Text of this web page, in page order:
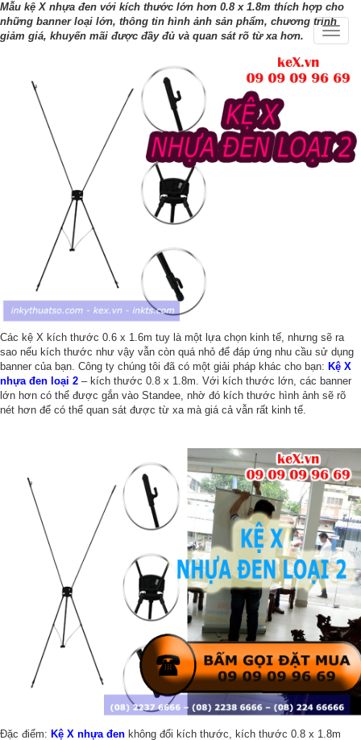
Mẫu kệ X nhựa đen với kích thước lớn hơn 0.8 x 1.8m thích hợp cho
những banner loại lớn, thông tin hình ảnh sản phẩm, chương trình
giảm giá, khuyến mãi được đầy đủ và quan sát rõ từ xa hơn.
Các kệ X kích thước 0.6 x 1.6m tuy là một lựa chọn kinh tế, nhưng sẽ ra
sao nếu kích thước như vậy vẫn còn quá nhỏ để đáp ứng nhu cầu sử dụng
banner của bạn. Công ty chúng tôi đã có một giải pháp khác cho bạn: Kệ X
nhựa đen loại 2 – kích thước 0.8 x 1.8m. Với kích thước lớn, các banner
lớn hơn có thể được gắn vào Standee, nhờ đó kích thước hình ảnh sẽ rõ
nét hơn để có thể quan sát được từ xa mà giá cả vẫn rất kinh tế.
Đặc điểm: Kệ X nhựa đen không đổi kích thước, kích thước 0.8 x 1.8m
Toggle